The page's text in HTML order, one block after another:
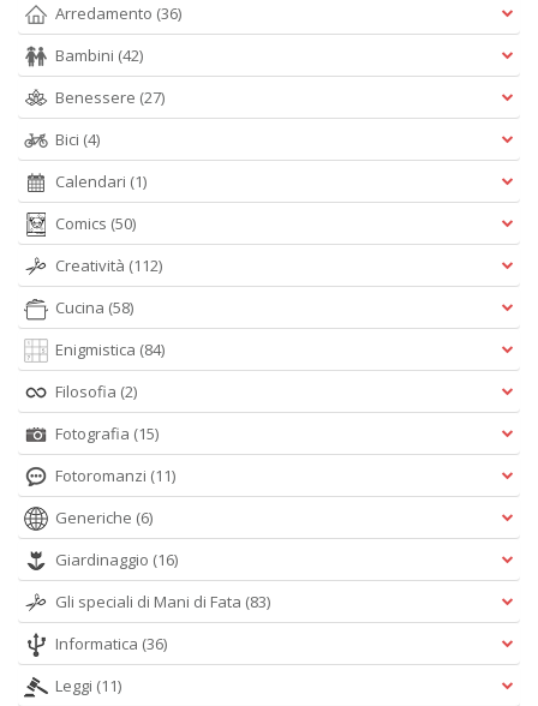
Arredamento (36)
Bambini (42)
Benessere (27)
Bici (4)
Calendari (1)
Comics (50)
Creatività (112)
Cucina (58)
Enigmistica (84)
Filosofia (2)
Fotografia (15)
Fotoromanzi (11)
Generiche (6)
Giardinaggio (16)
Gli speciali di Mani di Fata (83)
Informatica (36)
Leggi (11)